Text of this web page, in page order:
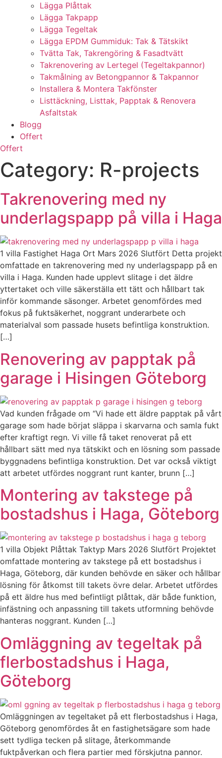
Lägga Plåttak
Lägga Takpapp
Lägga Tegeltak
Lägga EPDM Gummiduk: Tak & Tätskikt
Tvätta Tak, Takrengöring & Fasadtvätt
Takrenovering av Lertegel (Tegeltakpannor)
Takmålning av Betongpannor & Takpannor
Installera & Montera Takfönster
Listtäckning, Listtak, Papptak & Renovera
Asfaltstak
Blogg
Offert
Offert
Category: R-projects
Takrenovering med ny
underlagspapp på villa i Haga
1 villa Fastighet Haga Ort Mars 2026 Slutfört Detta projekt
omfattade en takrenovering med ny underlagspapp på en
villa i Haga. Kunden hade upplevt slitage i det äldre
yttertaket och ville säkerställa ett tätt och hållbart tak
inför kommande säsonger. Arbetet genomfördes med
fokus på fuktsäkerhet, noggrant underarbete och
materialval som passade husets befintliga konstruktion.
[…]
Renovering av papptak på
garage i Hisingen Göteborg
Vad kunden frågade om “Vi hade ett äldre papptak på vårt
garage som hade börjat släppa i skarvarna och samla fukt
efter kraftigt regn. Vi ville få taket renoverat på ett
hållbart sätt med nya tätskikt och en lösning som passade
byggnadens befintliga konstruktion. Det var också viktigt
att arbetet utfördes noggrant runt kanter, brunn […]
Montering av takstege på
bostadshus i Haga, Göteborg
1 villa Objekt Plåttak Taktyp Mars 2026 Slutfört Projektet
omfattade montering av takstege på ett bostadshus i
Haga, Göteborg, där kunden behövde en säker och hållbar
lösning för åtkomst till takets övre delar. Arbetet utfördes
på ett äldre hus med befintligt plåttak, där både funktion,
infästning och anpassning till takets utformning behövde
hanteras noggrant. Kunden […]
Omläggning av tegeltak på
flerbostadshus i Haga,
Göteborg
Omläggningen av tegeltaket på ett flerbostadshus i Haga,
Göteborg genomfördes åt en fastighetsägare som hade
sett tydliga tecken på slitage, återkommande
fuktpåverkan och flera partier med förskjutna pannor.